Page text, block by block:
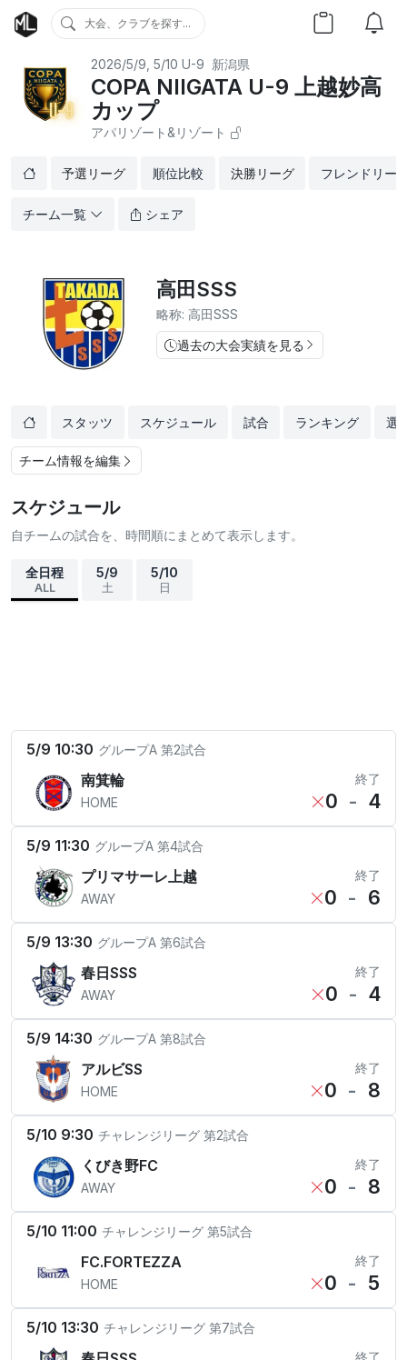
大会、クラブを探す...
2026/5/9, 5/10 U-9 新潟県
COPA NIIGATA U-9 上越妙高
カップ
アパリゾート&リゾート
予選リーグ 順位比較 決勝リーグ フレンドリー
チーム一覧 シェア
高田SSS
略称: 高田SSS
過去の大会実績を見る
スタッツ スケジュール 試合 ランキング 選
チーム情報を編集
スケジュール
自チームの試合を、時間順にまとめて表示します。
全日程
ALL
5/9
土
5/10
日
5/9 10:30 グループA 第2試合
南箕輪
HOME
終了
0 - 4
5/9 11:30 グループA 第4試合
プリマサーレ上越
AWAY
終了
0 - 6
5/9 13:30 グループA 第6試合
春日SSS
AWAY
終了
0 - 4
5/9 14:30 グループA 第8試合
アルビSS
HOME
終了
0 - 8
5/10 9:30 チャレンジリーグ 第2試合
くびき野FC
AWAY
終了
0 - 8
5/10 11:00 チャレンジリーグ 第5試合
FC.FORTEZZA
HOME
終了
0 - 5
5/10 13:30 チャレンジリーグ 第7試合